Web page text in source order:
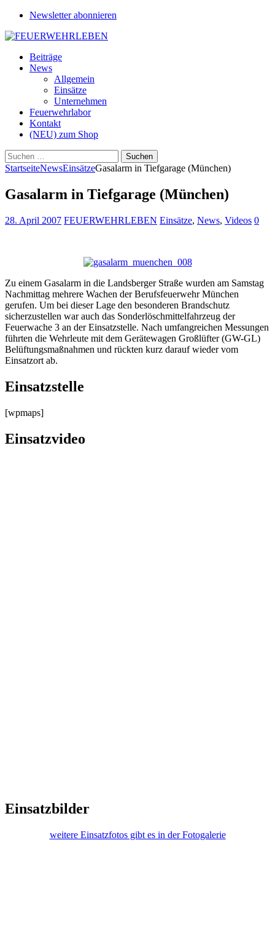
Newsletter abonnieren
Beiträge
News
Allgemein
Einsätze
Unternehmen
Feuerwehrlabor
Kontakt
(NEU) zum Shop
Suchen
nach:
StartseiteNewsEinsätzeGasalarm in Tiefgarage (München)
Gasalarm in Tiefgarage (München)
28. April 2007 FEUERWEHRLEBEN Einsätze, News, Videos 0
Zu einem Gasalarm in die Landsberger Straße wurden am Samstag
Nachmittag mehrere Wachen der Berufsfeuerwehr München
gerufen. Um bei dieser Lage den besonderen Brandschutz
sicherzustellen war auch das Sonderlöschmittelfahrzeug der
Feuerwache 3 an der Einsatzstelle. Nach umfangreichen Messungen
führten die Wehrleute mit dem Gerätewagen Großlüfter (GW-GL)
Belüftungsmaßnahmen und rückten kurz darauf wieder vom
Einsatzort ab.
Einsatzstelle
[wpmaps]
Einsatzvideo
Einsatzbilder
weitere Einsatzfotos gibt es in der Fotogalerie